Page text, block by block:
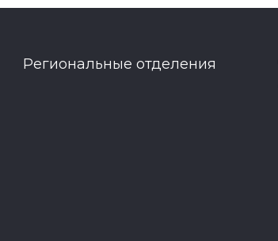
Региональные отделения